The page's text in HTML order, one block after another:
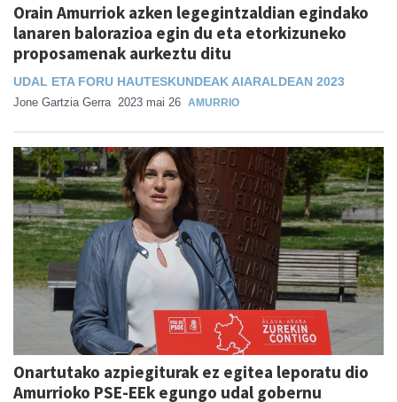
Orain Amurriok azken legegintzaldian egindako
lanaren balorazioa egin du eta etorkizuneko
proposamenak aurkeztu ditu
UDAL ETA FORU HAUTESKUNDEAK AIARALDEAN 2023
Jone Gartzia Gerra 2023 mai 26 AMURRIO
Onartutako azpiegiturak ez egitea leporatu dio
Amurrioko PSE-EEk egungo udal gobernu